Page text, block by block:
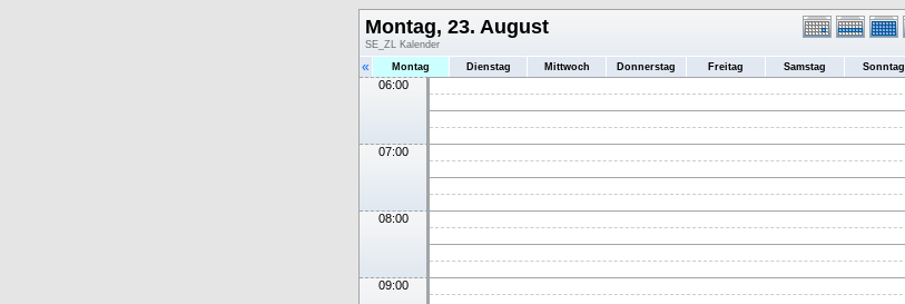
Montag, 23. August
SE_ZL Kalender
« Montag Dienstag Mittwoch Donnerstag Freitag Samstag Sonntag
06:00
07:00
08:00
09:00